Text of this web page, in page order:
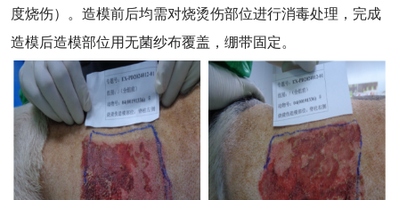
度烧伤）。造模前后均需对烧烫伤部位进行消毒处理，完成
造模后造模部位用无菌纱布覆盖，绷带固定。